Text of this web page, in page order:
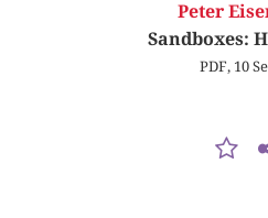
Peter
Sandboxes:
PDF, 10